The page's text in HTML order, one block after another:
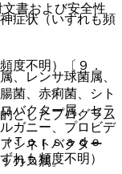
症状（いずれも頻
度不明）〔９．
Ｔｏｒｓａｄｅ
も頻度不明）
、レンサ球菌属、
菌、赤痢菌、シト
バクター属、セラ
ガニー、プロビデ
シネトバクター
カス属。
書および安全性
としたプログラム